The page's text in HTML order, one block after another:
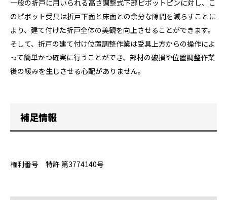
一般の折戸に用いられる高さ調整式下部ピボットピンに対し、こ
のピボット受具は折戸下面と床面との余分な隙間を減らすことに
より、建て付けた折戸全体の美観を向上させることができます。
そして、折戸の建て付け位置調整作業は受具上方からの操作によ
って簡単かつ確実に行うことができ、部材の破損や位置調整作業
後の緩みを生じさせる心配がありません。
補足情報
権利番号 特許 第3774140号